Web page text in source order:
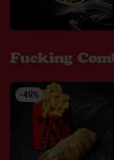
Fucking
-49%